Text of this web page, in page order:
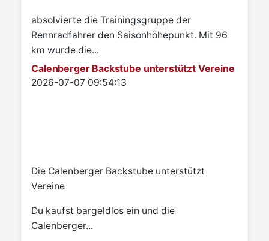
absolvierte die Trainingsgruppe der
Rennradfahrer den Saisonhöhepunkt. Mit 96
km wurde die...
Calenberger Backstube unterstützt Vereine
Details
2026-07-07 09:54:13
Die Calenberger Backstube unterstützt
Vereine
Du kaufst bargeldlos ein und die
Calenberger...